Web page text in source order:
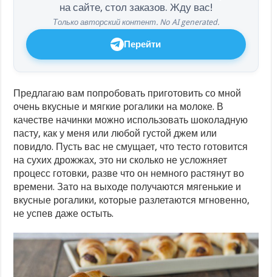
на сайте, стол заказов. Жду вас!
Только авторский контент. No AI generated.
Перейти
Предлагаю вам попробовать приготовить со мной
очень вкусные и мягкие рогалики на молоке. В
качестве начинки можно использовать шоколадную
пасту, как у меня или любой густой джем или
повидло. Пусть вас не смущает, что тесто готовится
на сухих дрожжах, это ни сколько не усложняет
процесс готовки, разве что он немного растянут во
времени. Зато на выходе получаются мягенькие и
вкусные рогалики, которые разлетаются мгновенно,
не успев даже остыть.